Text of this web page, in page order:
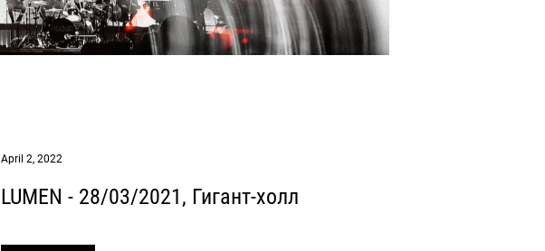
April 2, 2022
LUMEN - 28/03/2021, Гигант-холл